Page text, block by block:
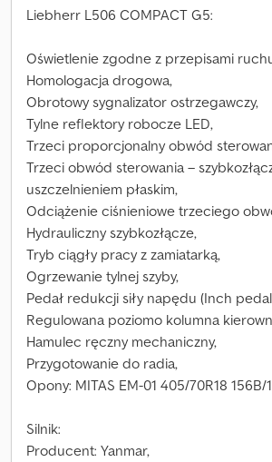
Liebherr L506 COMPACT G5:
Oświetlenie zgodne z przepisami
Homologacja drogowa,
Obrotowy sygnalizator ostrzegawczy,
Tylne reflektory robocze LED,
Trzeci proporcjonalny obwód
Trzeci obwód sterowania –
uszczelnieniem płaskim,
Odciążenie ciśnieniowe trzeciego
Hydrauliczny szybkozłącze,
Tryb ciągły pracy z zamiatarką,
Ogrzewanie tylnej szyby,
Pedał redukcji siły napędu (Inch
Regulowana poziomo kolumna
Hamulec ręczny mechaniczny,
Przygotowanie do radia,
Opony: MITAS EM-01 405/70R18 156B/
Silnik:
Producent: Yanmar,